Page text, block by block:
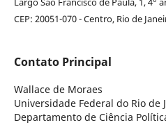
CEP: 20051-070 - Centro, Rio de
Contato Principal
Wallace de Moraes
Universidade Federal do Rio de
Departamento de Ciência